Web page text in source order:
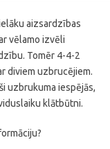
aizsardzības
vēlamo izvēli
Tomēr 4-4-2
diviem uzbrucējiem.
uzbrukuma iespējās,
klātbūtni.